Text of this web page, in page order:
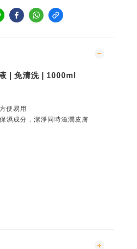
| 免清洗 | 1000ml
便易用
濕成分，潔淨同時滋潤皮膚